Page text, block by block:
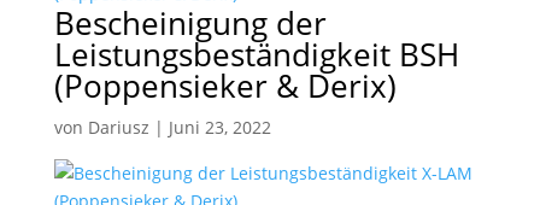
Bescheinigung der
Leistungsbeständigkeit BSH
(Poppensieker & Derix)
von Dariusz | Juni 23, 2022